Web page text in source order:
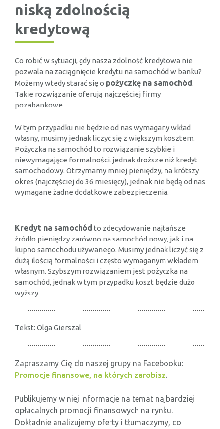
niską zdolnością
kredytową
Co robić w sytuacji, gdy nasza zdolność kredytowa nie
pozwala na zaciągnięcie kredytu na samochód w banku?
Możemy wtedy starać się o pożyczkę na samochód.
Takie rozwiązanie oferują najczęściej firmy
pozabankowe.
W tym przypadku nie będzie od nas wymagany wkład
własny, musimy jednak liczyć się z większym kosztem.
Pożyczka na samochód to rozwiązanie szybkie i
niewymagające formalności, jednak droższe niż kredyt
samochodowy. Otrzymamy mniej pieniędzy, na krótszy
okres (najczęściej do 36 miesięcy), jednak nie będą od nas
wymagane żadne dodatkowe zabezpieczenia.
Kredyt na samochód to zdecydowanie najtańsze
źródło pieniędzy zarówno na samochód nowy, jak i na
kupno samochodu używanego. Musimy jednak liczyć się z
dużą ilością formalności i często wymaganym wkładem
własnym. Szybszym rozwiązaniem jest pożyczka na
samochód, jednak w tym przypadku koszt będzie dużo
wyższy.
Tekst: Olga Gierszal
Zapraszamy Cię do naszej grupy na Facebooku:
Promocje finansowe, na których zarobisz.
Publikujemy w niej informacje na temat najbardziej
opłacalnych promocji finansowych na rynku.
Dokładnie analizujemy oferty i tłumaczymy, co